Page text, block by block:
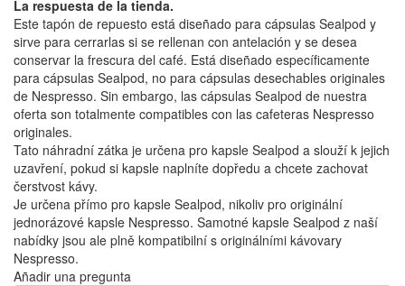
La respuesta de la tienda.
Este tapón de repuesto está diseñado para cápsulas Sealpod y
sirve para cerrarlas si se rellenan con antelación y se desea
conservar la frescura del café. Está diseñado específicamente
para cápsulas Sealpod, no para cápsulas desechables originales
de Nespresso. Sin embargo, las cápsulas Sealpod de nuestra
oferta son totalmente compatibles con las cafeteras Nespresso
originales.
Tato náhradní zátka je určena pro kapsle Sealpod a slouží k jejich
uzavření, pokud si kapsle naplníte dopředu a chcete zachovat
čerstvost kávy.
Je určena přímo pro kapsle Sealpod, nikoliv pro originální
jednorázové kapsle Nespresso. Samotné kapsle Sealpod z naší
nabídky jsou ale plně kompatibilní s originálními kávovary
Nespresso.
Añadir una pregunta